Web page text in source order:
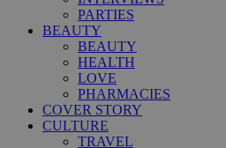
PARTIES
BEAUTY
BEAUTY
HEALTH
LOVE
PHARMACIES
COVER STORY
CULTURE
TRAVEL